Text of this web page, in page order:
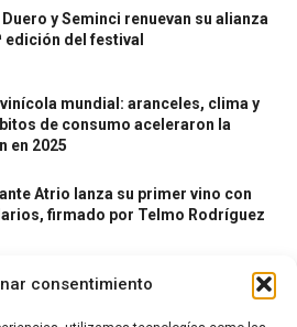
consentimiento
Duero y Seminci renuevan su alianza
edición del festival
mundial: aranceles, clima y
de consumo aceleraron la
en 2025
Atrio lanza su primer vino con
firmado por Telmo Rodríguez